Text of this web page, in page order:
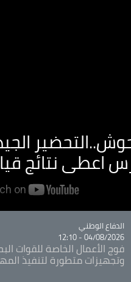
اعطى نتائج
Catégorie
الدفاع الوطني
04/08/2026 - 12:10
فوج الأعمال الخاصة للقوات
وتجهيزات متطورة لتنفيذ